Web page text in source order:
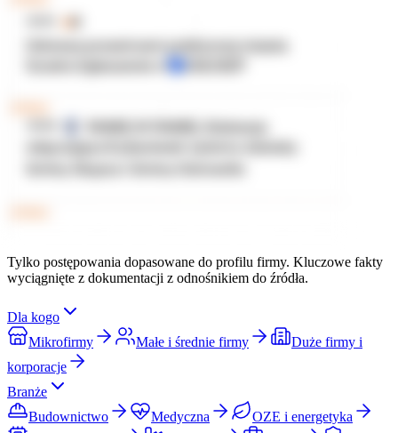
Tylko postępowania dopasowane do profilu firmy. Kluczowe fakty
wyciągnięte z dokumentacji z odnośnikiem do źródła.
Dla kogo
Mikrofirmy
Małe i średnie firmy
Duże firmy i
korporacje
Branże
Budownictwo
Medyczna
OZE i energetyka